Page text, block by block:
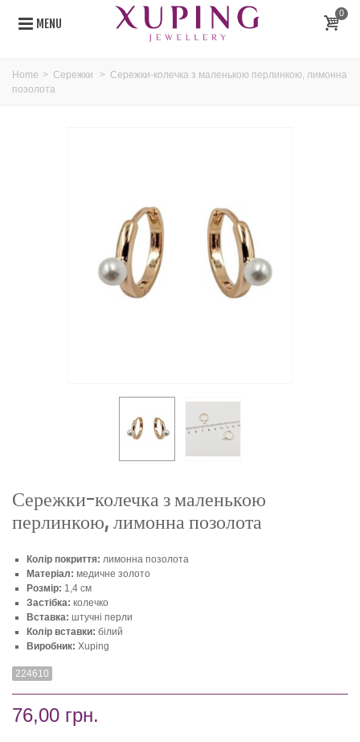
MENU
0
Home > Сережки > Сережки-колечка з маленькою перлинкою, лимонна
позолота
Сережки-колечка з маленькою
перлинкою, лимонна позолота
Колір покриття: лимонна позолота
Матеріал: медичне золото
Розмір: 1,4 см
Застібка: колечко
Вставка: штучні перли
Колір вставки: білий
Виробник: Xuping
224610
76,00 грн.